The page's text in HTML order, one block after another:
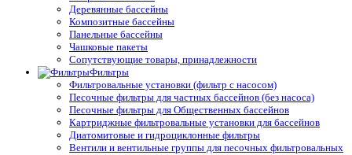
Деревянные бассейны
Композитные бассейны
Панельные бассейны
Чашковые пакеты
Сопутствующие товары, принадлежности
Фильтры
Фильтровальные установки (фильтр с насосом)
Песочные фильтры для частных бассейнов (без насоса)
Песочные фильтры для Общественных бассейнов
Картриджные фильтровальные установки для бассейнов
Диатомитовые и гидроциклонные фильтры
Вентили и вентильные группы для песочных фильтровальных